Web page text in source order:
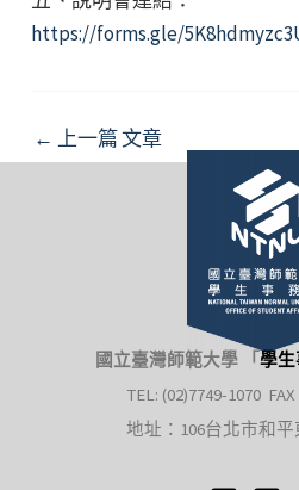
https://forms.gle/
Post
navigation
← 上一篇 文章
國立臺灣師範大學 「 學
TEL: (02)7749-1070
地址：106台北市和平